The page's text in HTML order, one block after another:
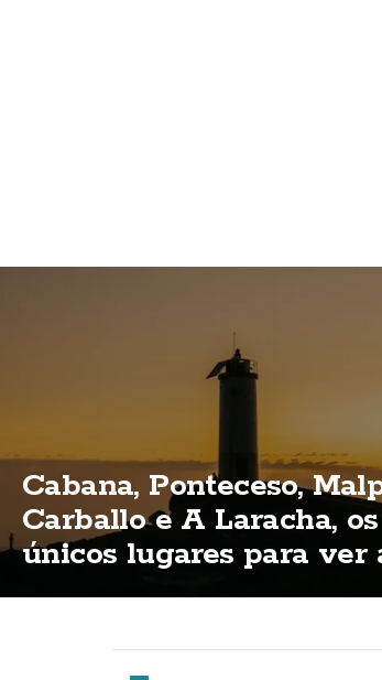
Cabana, Ponteceso,
Carballo e A Laracha, os
únicos lugares para ver
eclipse total na Costa da